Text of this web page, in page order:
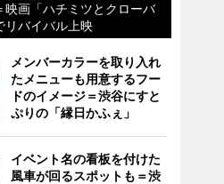
映画「ハチミツとクローバ
リバイバル上映
メンバーカラーを取り入れ
たメニューも用意するフー
ドのイメージ＝渋谷にすと
ぷりの「縁日かふぇ」
イベント名の看板を付けた
風車が回るスポットも＝渋